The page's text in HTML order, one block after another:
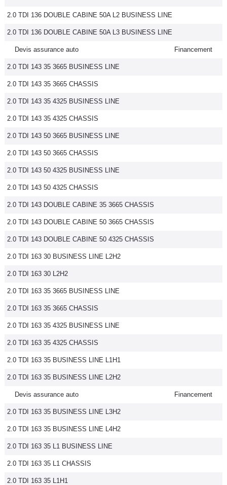
2.0 TDI 136 DOUBLE CABINE 50A L2 BUSINESS LINE
2.0 TDI 136 DOUBLE CABINE 50A L3 BUSINESS LINE
Devis assurance auto Financement
2.0 TDI 143 35 3665 BUSINESS LINE
2.0 TDI 143 35 3665 CHASSIS
2.0 TDI 143 35 4325 BUSINESS LINE
2.0 TDI 143 35 4325 CHASSIS
2.0 TDI 143 50 3665 BUSINESS LINE
2.0 TDI 143 50 3665 CHASSIS
2.0 TDI 143 50 4325 BUSINESS LINE
2.0 TDI 143 50 4325 CHASSIS
2.0 TDI 143 DOUBLE CABINE 35 3665 CHASSIS
2.0 TDI 143 DOUBLE CABINE 50 3665 CHASSIS
2.0 TDI 143 DOUBLE CABINE 50 4325 CHASSIS
2.0 TDI 163 30 BUSINESS LINE L2H2
2.0 TDI 163 30 L2H2
2.0 TDI 163 35 3665 BUSINESS LINE
2.0 TDI 163 35 3665 CHASSIS
2.0 TDI 163 35 4325 BUSINESS LINE
2.0 TDI 163 35 4325 CHASSIS
2.0 TDI 163 35 BUSINESS LINE L1H1
2.0 TDI 163 35 BUSINESS LINE L2H2
Devis assurance auto Financement
2.0 TDI 163 35 BUSINESS LINE L3H2
2.0 TDI 163 35 BUSINESS LINE L4H2
2.0 TDI 163 35 L1 BUSINESS LINE
2.0 TDI 163 35 L1 CHASSIS
2.0 TDI 163 35 L1H1